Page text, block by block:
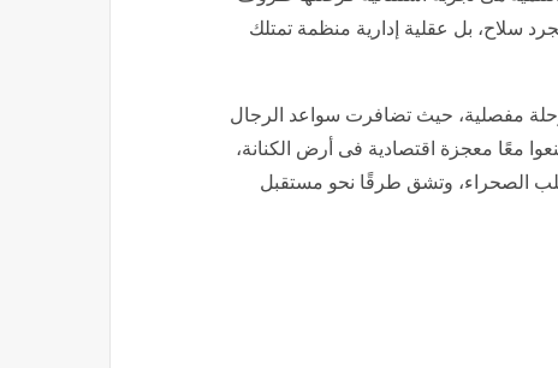
سلاح، بل عقلية إدارية منظمة تمتلك
مفصلية، حيث تضافرت سواعد الرجال
معًا معجزة اقتصادية فى أرض الكنانة،
الصحراء، وتشق طرقًا نحو مستقبل